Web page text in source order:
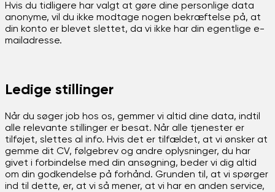
Hvis du tidligere har valgt at gøre dine personlige data
anonyme, vil du ikke modtage nogen bekræftelse på, at
din konto er blevet slettet, da vi ikke har din egentlige e-
mailadresse.
Ledige stillinger
Når du søger job hos os, gemmer vi altid dine data, indtil
alle relevante stillinger er besat. Når alle tjenester er
tilføjet, slettes al info. Hvis det er tilfældet, at vi ønsker at
gemme dit CV, følgebrev og andre oplysninger, du har
givet i forbindelse med din ansøgning, beder vi dig altid
om din godkendelse på forhånd. Grunden til, at vi spørger
ind til dette, er, at vi så mener, at vi har en anden service,